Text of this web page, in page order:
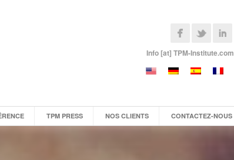
Info [at] TPM-Institute.com
TPM PRESS NOS CLIENTS CONTACTEZ-NOUS